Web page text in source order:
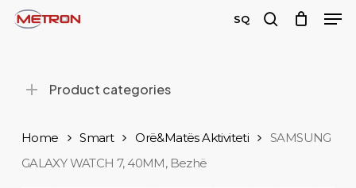
Skip
content
SQ
Product categories
Home Smart Orë&Matës Aktiviteti
SAMSUNG
GALAXY WATCH 7, 40MM, Bezhë